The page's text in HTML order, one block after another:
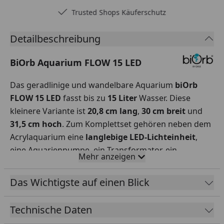
Trusted Shops Käuferschutz
Detailbeschreibung
BiOrb Aquarium FLOW 15 LED
Das geradlinige und wandelbare Aquarium biOrb
FLOW 15 LED fasst bis zu 15 LiterWasser. Diese
kleinere Variante ist20,8 cm lang, 30 cm breit und
31,5 cm hoch. Zum Komplettset gehören neben dem
Acrylaquarium eine langlebige LED-Lichteinheit,
eine Aquarienpumpe, ein Transformator, ein
Ausströmerstein, Bodengrund aus Keramik sowie
eine Filterkartusche. Das patentierte Filtersystem ist
am Boden im weißen Fuß des Aquariums verborgen.
mechanischer Filterung macht aus dem
Mehr anzeigen
Das Wichtigste auf einen Blick
Technische Daten